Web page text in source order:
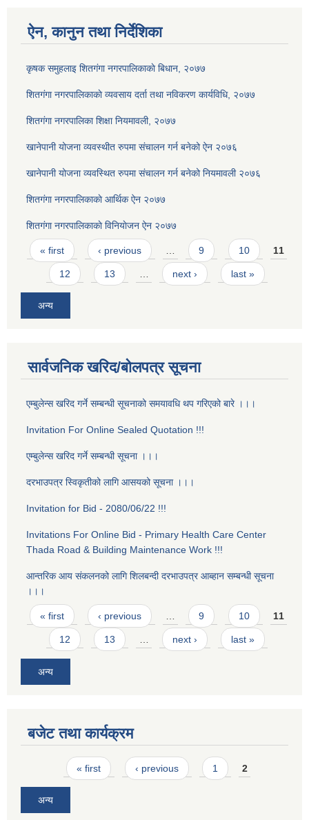
ऐन, कानुन तथा निर्देशिका
कृषक समुहलाइ शितग‌ंगा नगरपालिकाकाे बिधान, २०७७
शितगंगा नगरपालिकाकाे व्यवसाय दर्ता तथा नविकरण कार्यविधि, २०७७
शितगंगा नगरपालिका शिक्षा नियमावली, २०७७
खानेपानी योजना व्यवस्थीत रुपमा संचालन गर्न बनेको ऐन २०७६
खानेपानी योजना व्यवस्थित रुपमा संचालन गर्न बनेको नियमावली २०७६
शितगंगा नगरपालिकाकाे आर्थिक ऐन २०७७
शितगंगा नगरपालिकाकाे विनियाेजन ऐन २०७७
Pages
« first ‹ previous 9 10 11
12 13 next › last »
अन्य
सार्वजनिक खरिद/बोलपत्र सूचना
एम्बुलेन्स खरिद गर्ने सम्बन्धी सूचनाको समयावधि थप गरिएको बारे ।।।
Invitation For Online Sealed Quotation !!!
एम्बुलेन्स खरिद गर्ने सम्बन्धी सूचना ।।।
दरभाउपत्र स्विकृतीको लागि आसयको सूचना ।।।
Invitation for Bid - 2080/06/22 !!!
Invitations For Online Bid - Primary Health Care Center
Thada Road & Building Maintenance Work !!!
आन्तरिक आय स‌ंकलनको लागि शिलबन्दी दरभाउपत्र आब्हान सम्बन्धी सूचना
।।।
Pages
« first ‹ previous … 9 10 11
12 13 … next › last »
अन्य
बजेट तथा कार्यक्रम
Pages« first ‹ previous 1 2
अन्य